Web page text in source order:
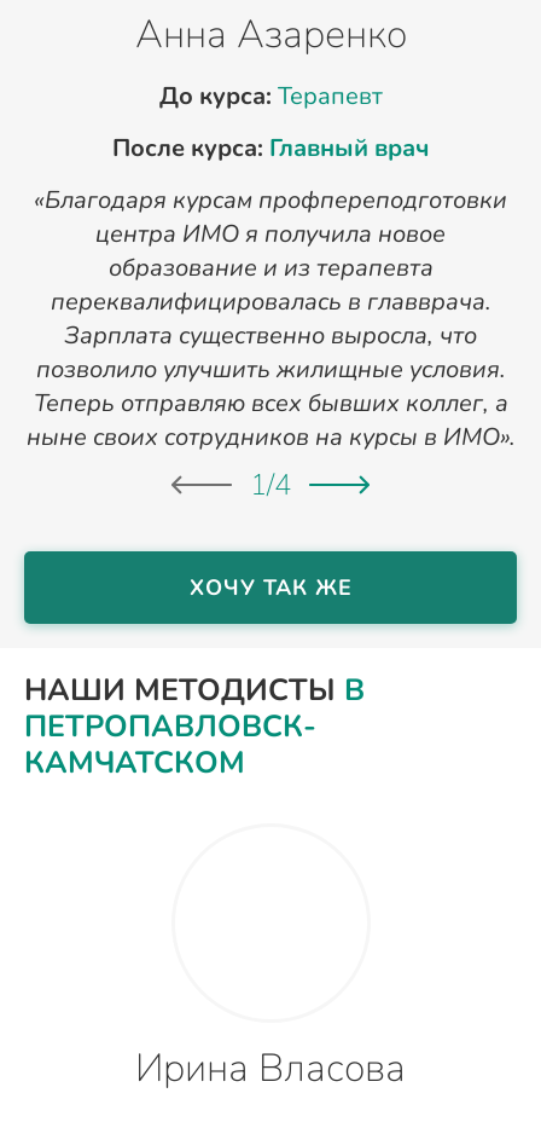
Анна Азаренко
До курса: Терапевт
После курса: Главный врач
«Благодаря курсам профпереподготовки
центра ИМО я получила новое
образование и из терапевта
переквалифицировалась в главврача.
Зарплата существенно выросла, что
позволило улучшить жилищные условия.
Теперь отправляю всех бывших коллег, а
ныне своих сотрудников на курсы в ИМО».
1/4
ХОЧУ ТАК ЖЕ
НАШИ МЕТОДИСТЫ В
ПЕТРОПАВЛОВСК-
КАМЧАТСКОМ
Ирина Власова